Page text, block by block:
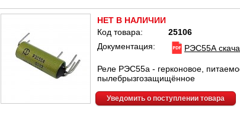
НЕТ В НАЛИЧИИ
Код товара:
25106
Документация:
РЭС55А
Реле РЭС55а - герконовое,
пылебрызгозащищённое
Уведомить о поступлении товара